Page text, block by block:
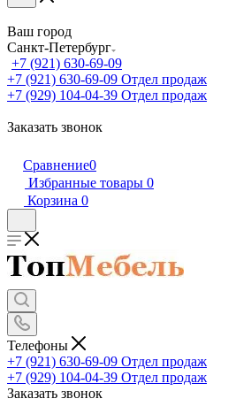
Ваш город
Санкт-Петербург
+7 (921) 630-69-09
+7 (921) 630-69-09 Отдел продаж
+7 (929) 104-04-39 Отдел продаж
Заказать звонок
Сравнение0
Избранные товары 0
Корзина 0
Телефоны
+7 (921) 630-69-09 Отдел продаж
+7 (929) 104-04-39 Отдел продаж
Заказать звонок